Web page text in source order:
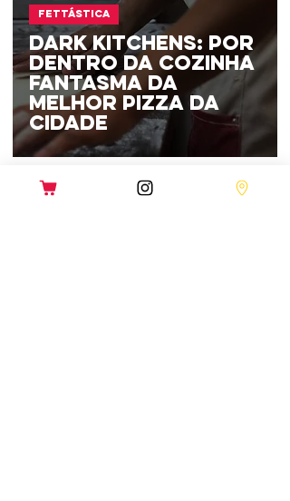
Dark kitchens: por
dentro da cozinha
fantasma da
melhor pizza da
cidade
Fettástica